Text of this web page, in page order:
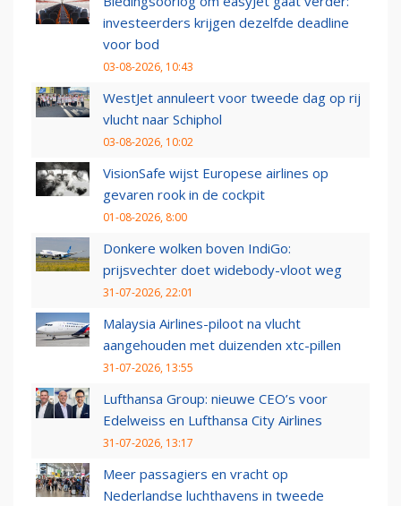
investeerders krijgen dezelfde deadline
voor bod
03-08-2026, 10:43
WestJet annuleert voor tweede dag op rij
vlucht naar Schiphol
03-08-2026, 10:02
VisionSafe wijst Europese airlines op
gevaren rook in de cockpit
01-08-2026, 8:00
Donkere wolken boven IndiGo:
prijsvechter doet widebody-vloot weg
31-07-2026, 22:01
Malaysia Airlines-piloot na vlucht
aangehouden met duizenden xtc-pillen
31-07-2026, 13:55
Lufthansa Group: nieuwe CEO’s voor
Edelweiss en Lufthansa City Airlines
31-07-2026, 13:17
Meer passagiers en vracht op
Nederlandse luchthavens in tweede